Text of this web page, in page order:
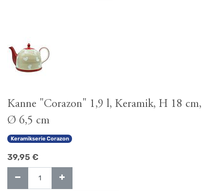
Kanne "Corazon" 1,9 l, Keramik, H 18 cm,
Ø 6,5 cm
Keramikserie Corazon
39,95 €